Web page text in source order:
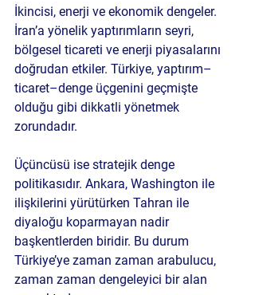
İkincisi, enerji ve ekonomik dengeler.
İran’a yönelik yaptırımların seyri,
bölgesel ticareti ve enerji piyasalarını
doğrudan etkiler. Türkiye, yaptırım–
ticaret–denge üçgenini geçmişte
olduğu gibi dikkatli yönetmek
zorundadır.
Üçüncüsü ise stratejik denge
politikasıdır. Ankara, Washington ile
ilişkilerini yürütürken Tahran ile
diyaloğu koparmayan nadir
başkentlerden biridir. Bu durum
Türkiye’ye zaman zaman arabulucu,
zaman zaman dengeleyici bir alan